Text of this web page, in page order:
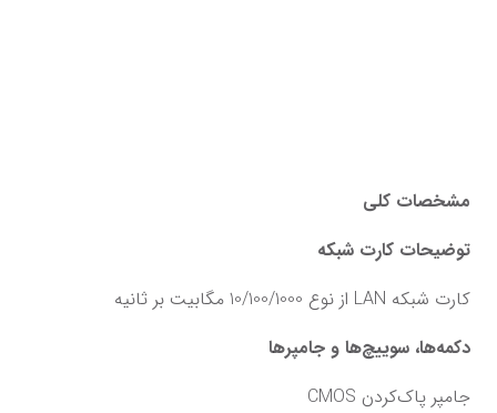
﻿مشخصات کلی
توضیحات کارت شبکه
کارت شبکه LAN از نوع 10/100/1000 مگابیت بر ثانیه
دکمه‌ها، سوییچ‌ها و جامپرها
جامپر پاک‌کردن CMOS